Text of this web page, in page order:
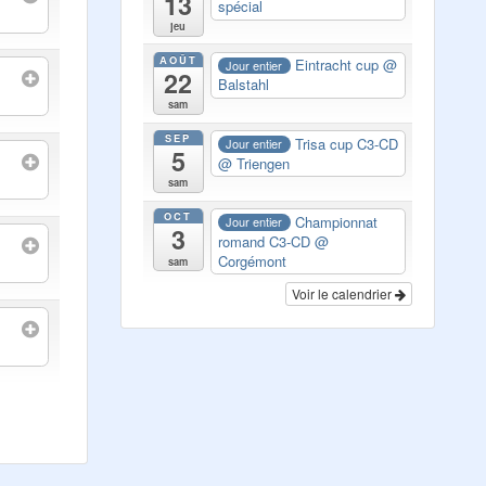
jeu
spécial
AOÛT
22
sam
Jour entier Eintracht cup@
Balstahl
SEP
5
sam
Jour entier
Trisa cup C3-CD
@ Triengen
OCT
3
sam
Jour entier
Championnat
romand C3-CD @
Corgémont
Voir le calendrier